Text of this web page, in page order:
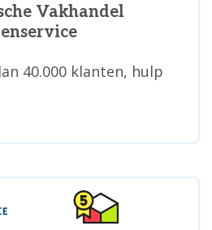
Vakhandel
40.000 klanten, hulp